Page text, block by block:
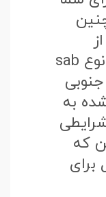
بهترین نوع مواد چاپ از نوع sab
به
که
برای